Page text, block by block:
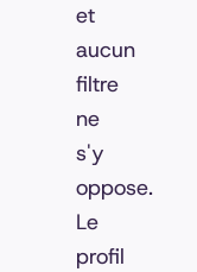
et
aucun
filtre
ne
s'y
oppose.
Le
profil